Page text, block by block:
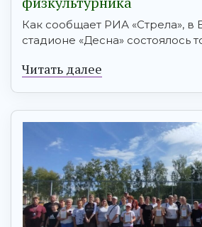
Как сообщает РИА «Стрела», в
стадионе «Десна» состоялось
Читать далее